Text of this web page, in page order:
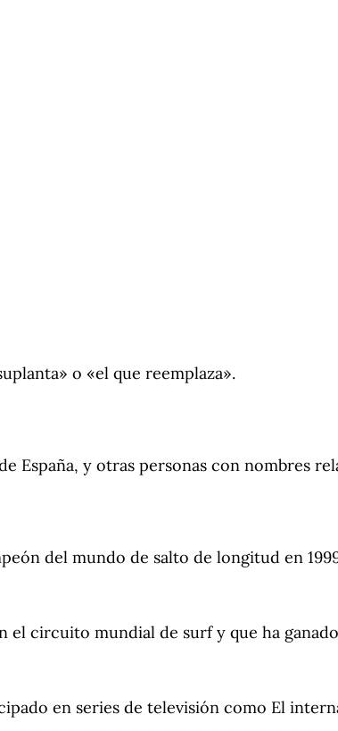
o «el que reemplaza».
España, y otras personas con nombres
del mundo de salto de longitud en
el circuito mundial de surf y que ha
en series de televisión como El